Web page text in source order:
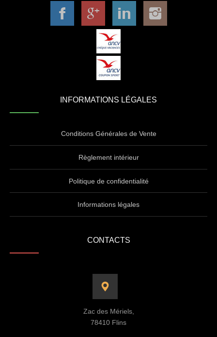
INFORMATIONS LÉGALES
Conditions Générales de Vente
Règlement intérieur
Politique de confidentialité
Informations légales
CONTACTS
Zac des Mériels,
78410 Flins